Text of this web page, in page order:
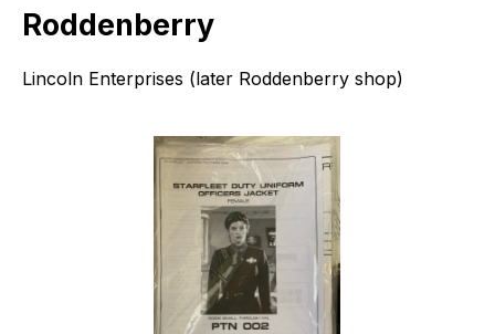
Roddenberry
Lincoln Enterprises (later Roddenberry shop)